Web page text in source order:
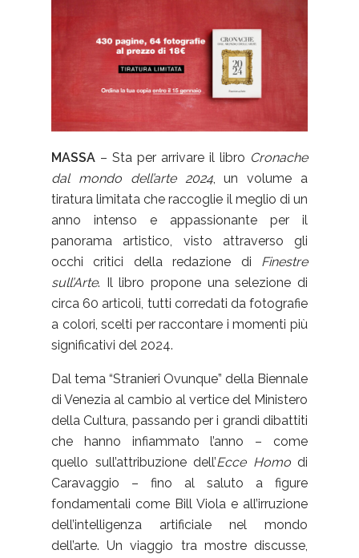
MASSA – Sta per arrivare il libro Cronache
dal mondo dell’arte 2024, un volume a
tiratura limitata che raccoglie il meglio di un
anno intenso e appassionante per il
panorama artistico, visto attraverso gli
occhi critici della redazione di Finestre
sull’Arte. Il libro propone una selezione di
circa 60 articoli, tutti corredati da fotografie
a colori, scelti per raccontare i momenti più
significativi del 2024.
Dal tema “Stranieri Ovunque” della Biennale
di Venezia al cambio al vertice del Ministero
della Cultura, passando per i grandi dibattiti
che hanno infiammato l’anno – come
quello sull’attribuzione dell’Ecce Homodi
Caravaggio – fino al saluto a figure
fondamentali come Bill Viola e all’irruzione
dell’intelligenza artificiale nel mondo
dell’arte. Un viaggio tra mostre discusse,